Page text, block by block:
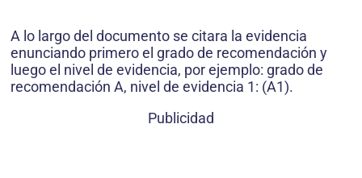
A lo largo del documento se citara la evidencia
enunciando primero el grado de recomendación y
luego el nivel de evidencia, por ejemplo: grado de
recomendación A, nivel de evidencia 1: (A1).
Publicidad